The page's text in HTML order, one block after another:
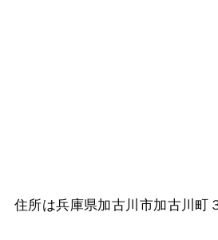
住所は兵庫県加古川市加古川町